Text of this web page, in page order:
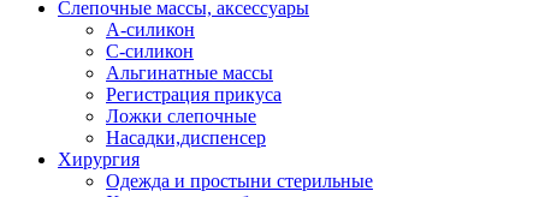
Слепочные массы, аксессуары
А-силикон
С-силикон
Альгинатные массы
Регистрация прикуса
Ложки слепочные
Насадки,диспенсер
Хирургия
Одежда и простыни стерильные